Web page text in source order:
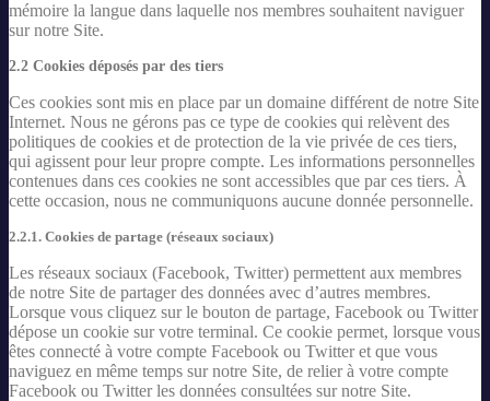
mémoire la langue dans laquelle nos membres souhaitent naviguer
sur notre Site.
2.2 Cookies déposés par des tiers
Ces cookies sont mis en place par un domaine différent de notre Site
Internet. Nous ne gérons pas ce type de cookies qui relèvent des
politiques de cookies et de protection de la vie privée de ces tiers,
qui agissent pour leur propre compte. Les informations personnelles
contenues dans ces cookies ne sont accessibles que par ces tiers. À
cette occasion, nous ne communiquons aucune donnée personnelle.
2.2.1. Cookies de partage (réseaux sociaux)
Les réseaux sociaux (Facebook, Twitter) permettent aux membres
de notre Site de partager des données avec d’autres membres.
Lorsque vous cliquez sur le bouton de partage, Facebook ou Twitter
dépose un cookie sur votre terminal. Ce cookie permet, lorsque vous
êtes connecté à votre compte Facebook ou Twitter et que vous
naviguez en même temps sur notre Site, de relier à votre compte
Facebook ou Twitter les données consultées sur notre Site.